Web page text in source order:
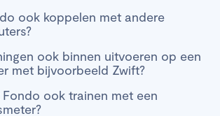
ook koppelen met andere
ook binnen uitvoeren op een
met bijvoorbeeld Zwift?
Fondo ook trainen met een